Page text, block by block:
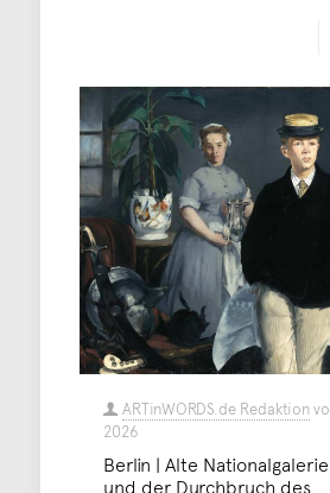
ARTinWORDS.de Redaktion
2026
Berlin | Alte
und der Durchbruch des